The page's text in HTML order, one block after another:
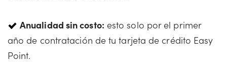
Anualidad sin costo: esto solo por el primer
año de contratación de tu tarjeta de crédito Easy
Point.